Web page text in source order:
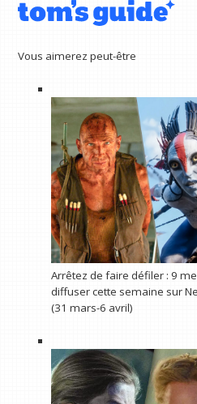
Vous aimerez peut-être
Arrêtez de faire défiler : 9
diffuser cette semaine sur
(31 mars-6 avril)